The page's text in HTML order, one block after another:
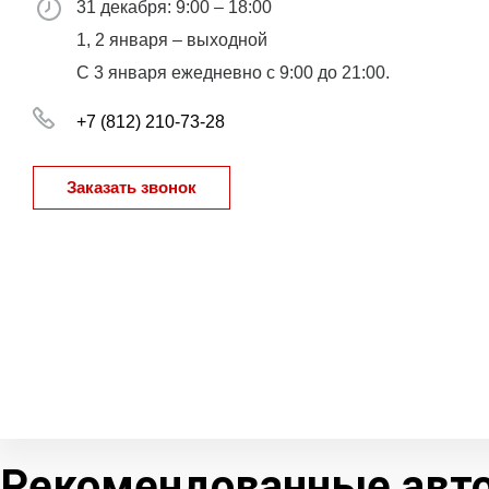
31 декабря: 9:00 – 18:00
1, 2 января – выходной
С 3 января ежедневно с 9:00 до 21:00.
+7 (812) 210-73-28
Заказать звонок